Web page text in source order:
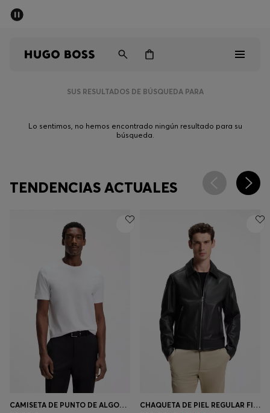
Hombre
Niños
Iniciar sesión / Registrarse
Favorito ( Artículos)
Preguntas frecuentes y ayuda
Buscador de tiendas
Idioma (ES €)
SUS RESULTADOS DE BÚSQUEDA PARA
Lo sentimos, no hemos encontrado ningún resultado para su
búsqueda.
TENDENCIAS ACTUALES
CAMISETA DE PUNTO DE ALGODÓN CON DETALLE DE LOGO CHAQUETA DE PIEL REGULAR FIT CON CIERRE DE CREMALLERA